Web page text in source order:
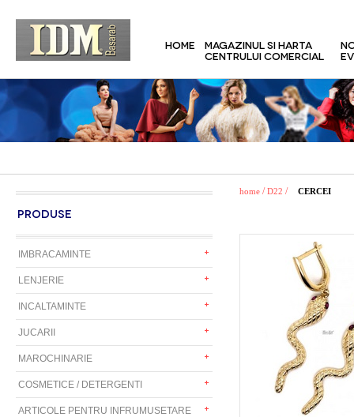
HOME
MAGAZINUL SI HARTA
CENTRULUI COMERCIAL
PRODUSE
IMBRACAMINTE
LENJERIE
INCALTAMINTE
JUCARII
MAROCHINARIE
COSMETICE / DETERGENTI
ARTICOLE PENTRU INFRUMUSETARE
home / D22 / CERCEI